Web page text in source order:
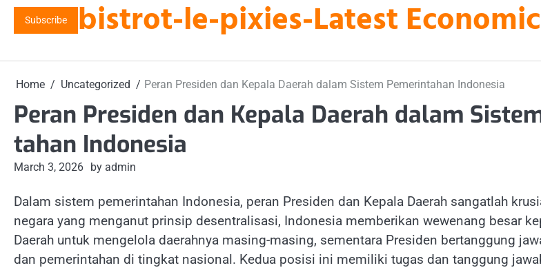
Skip
Subscribe bistrot-le-pixies-Latest
Home Uncategorized Peran Presiden dan Kepala Daerah dalam Sistem Pemerintahan Indonesia
Peran Presiden dan Kepala Daerah dalam
tahan Indonesia
March 3, 2026 by admin
Dalam sistem pemerintahan Indonesia, peran Presiden dan Kepala Daerah sangatlah
negara yang menganut prinsip desentralisasi, Indonesia memberikan wewenang besar
Daerah untuk mengelola daerahnya masing-masing, sementara Presiden bertanggung
dan pemerintahan di tingkat nasional. Kedua posisi ini memiliki tugas dan tanggung